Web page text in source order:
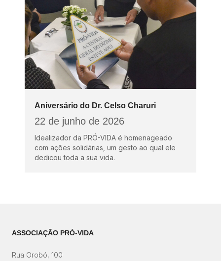
Aniversário do Dr. Celso Charuri
22 de junho de 2026
Idealizador da PRÓ-VIDA é homenageado
com ações solidárias, um gesto ao qual ele
dedicou toda a sua vida.
ASSOCIAÇÃO PRÓ-VIDA
Rua Orobó, 100